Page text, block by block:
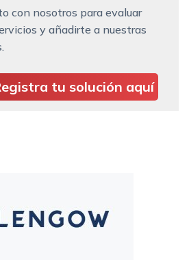
con nosotros para evaluar
y añadirte a nuestras
tu solución aquí